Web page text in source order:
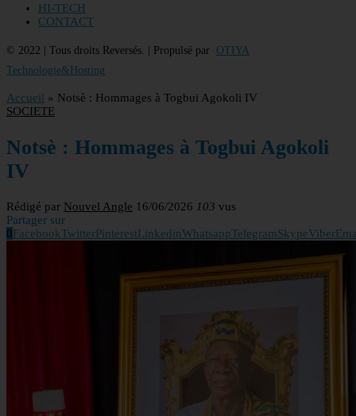
HI-TECH
CONTACT
© 2022 | Tous droits Reversés. | Propulsé par OTIYA
Technologie&Hosting
Accueil » Notsè : Hommages à Togbui Agokoli IV
SOCIETE
Notsè : Hommages à Togbui Agokoli
IV
Rédigé par Nouvel Angle 16/06/2026 103 vus
Partager sur
0FacebookTwitterPinterestLinkedinWhatsappTelegramSkypeViber